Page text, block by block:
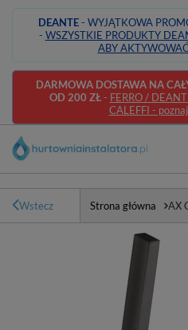
DEANTE- WYJĄTKOWA
- WSZYSTKIE PRODUKTY
ABY
DARMOWA DOSTAWA NA
OD 200 ZŁ- FERRO /
CALEFFI -
Wstecz Strona główna AX